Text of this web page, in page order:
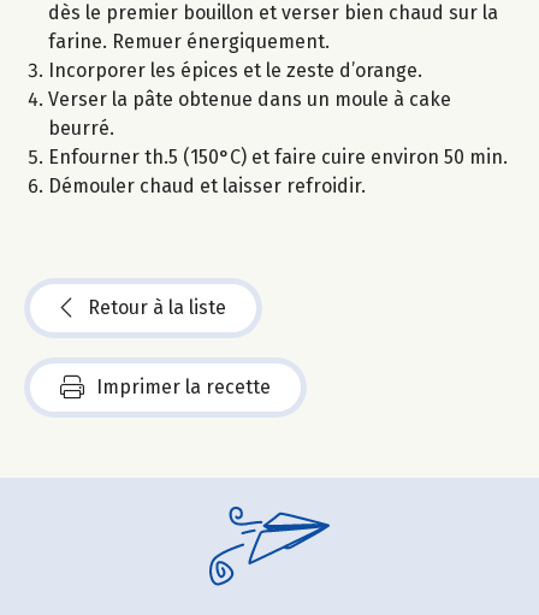
dès le premier bouillon et verser bien chaud sur la
farine. Remuer énergiquement.
Incorporer les épices et le zeste d’orange.
Verser la pâte obtenue dans un moule à cake
beurré.
Enfourner th.5 (150°C) et faire cuire environ 50 min.
Démouler chaud et laisser refroidir.
Retour à la liste
Imprimer la recette